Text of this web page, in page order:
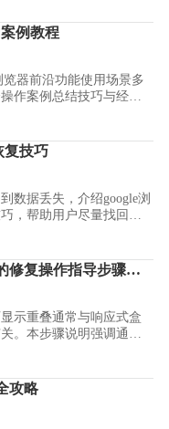
例教程
览器前沿功能使用场景多
作案例总结技巧与经
复技巧
数据丢失，介绍google浏
，帮助用户尽量找回丢
谷歌浏览器网页显示元素重叠故障的修复操作指导步骤说明
示重叠通常与响应式盒
。本步骤说明强调通过
攻略